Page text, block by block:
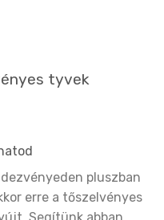
tyvek
pluszban
erre a tőszelvényes